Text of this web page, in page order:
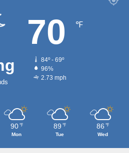
70 ℉
84º - 69º
96%
2.73 mph
90 ℉
Mon
89 ℉
Tue
86 ℉
Wed